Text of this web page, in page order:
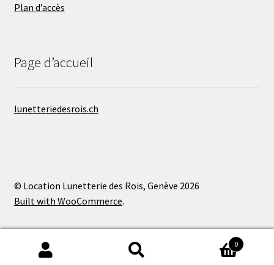
Plan d’accès
Page d’accueil
lunetteriedesrois.ch
© Location Lunetterie des Rois, Genève 2026
Built with WooCommerce.
Recherche
Recherche
0